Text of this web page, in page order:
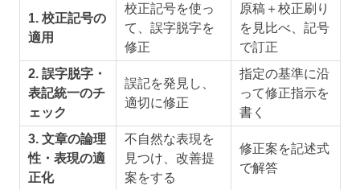
1. 校正記号の
適用
校正記号を使っ
て、誤字脱字を
修正
原稿＋校正刷り
を見比べ、記号
で訂正
2. 誤字脱字・
表記統一のチ
ェック
誤記を発見し、
適切に修正
指定の基準に沿
って修正指示を
書く
3. 文章の論理
性・表現の適
正化
不自然な表現を
見つけ、改善提
案をする
修正案を記述式
で解答